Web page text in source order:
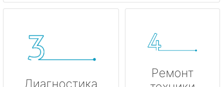
Диагностика
Ремонт